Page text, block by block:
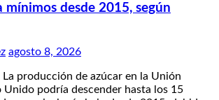
mínimos desde 2015, según
agosto 8, 2026
La producción de azúcar en la Unión
Unido podría descender hasta los 15